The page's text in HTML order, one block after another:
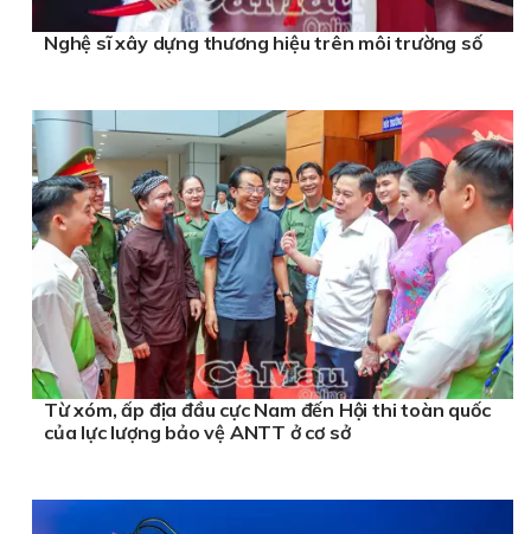
Nghệ sĩ xây dựng thương hiệu trên môi trường số
Từ xóm, ấp địa đầu cực Nam đến Hội thi toàn quốc
của lực lượng bảo vệ ANTT ở cơ sở